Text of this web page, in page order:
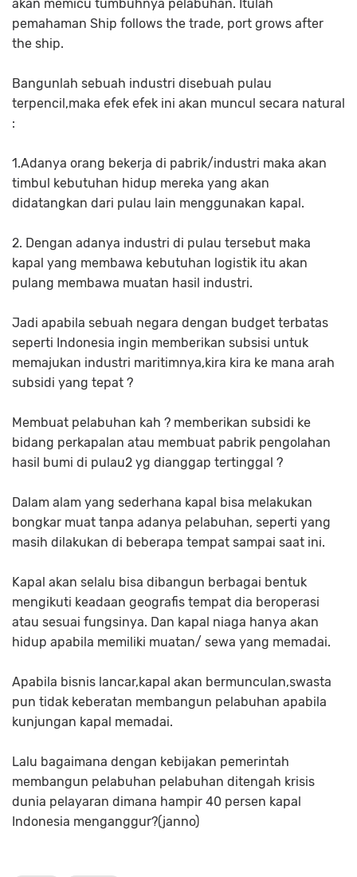
akan memicu tumbuhnya pelabuhan. Itulah
pemahaman Ship follows the trade, port grows after
the ship.
Bangunlah sebuah industri disebuah pulau
terpencil,maka efek efek ini akan muncul secara natural
:
1.Adanya orang bekerja di pabrik/industri maka akan
timbul kebutuhan hidup mereka yang akan
didatangkan dari pulau lain menggunakan kapal.
2. Dengan adanya industri di pulau tersebut maka
kapal yang membawa kebutuhan logistik itu akan
pulang membawa muatan hasil industri.
Jadi apabila sebuah negara dengan budget terbatas
seperti Indonesia ingin memberikan subsisi untuk
memajukan industri maritimnya,kira kira ke mana arah
subsidi yang tepat ?
Membuat pelabuhan kah ? memberikan subsidi ke
bidang perkapalan atau membuat pabrik pengolahan
hasil bumi di pulau2 yg dianggap tertinggal ?
Dalam alam yang sederhana kapal bisa melakukan
bongkar muat tanpa adanya pelabuhan, seperti yang
masih dilakukan di beberapa tempat sampai saat ini.
Kapal akan selalu bisa dibangun berbagai bentuk
mengikuti keadaan geografis tempat dia beroperasi
atau sesuai fungsinya. Dan kapal niaga hanya akan
hidup apabila memiliki muatan/ sewa yang memadai.
Apabila bisnis lancar,kapal akan bermunculan,swasta
pun tidak keberatan membangun pelabuhan apabila
kunjungan kapal memadai.
Lalu bagaimana dengan kebijakan pemerintah
membangun pelabuhan pelabuhan ditengah krisis
dunia pelayaran dimana hampir 40 persen kapal
Indonesia menganggur?(janno)